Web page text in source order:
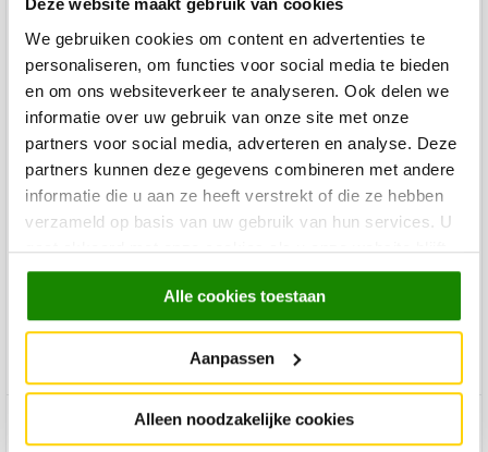
Deze website maakt gebruik van cookies
We gebruiken cookies om content en advertenties te
personaliseren, om functies voor social media te bieden
en om ons websiteverkeer te analyseren. Ook delen we
informatie over uw gebruik van onze site met onze
partners voor social media, adverteren en analyse. Deze
partners kunnen deze gegevens combineren met andere
informatie die u aan ze heeft verstrekt of die ze hebben
verzameld op basis van uw gebruik van hun services. U
gaat akkoord met onze cookies als u onze website blijft
gebruiken.
Alle cookies toestaan
Aanpassen
Alleen noodzakelijke cookies
Product specificaties
Materiaal vloerkleed
100% Polyester
Geschikt Binnen/Buiten
Binnen
Merk
Trendhopper
Kleur
Creme
Vorm vloerkleed
Organisch gespiegeld
Effen
Product reviews